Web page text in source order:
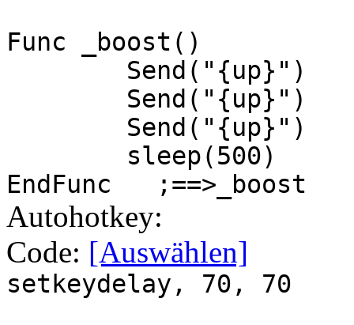
Func _boost()
Send("{up}")
Send("{up}")
Send("{up}")
sleep(500)
EndFunc ;==>_boost
Autohotkey:
Code: [Auswählen]
setkeydelay, 70, 70